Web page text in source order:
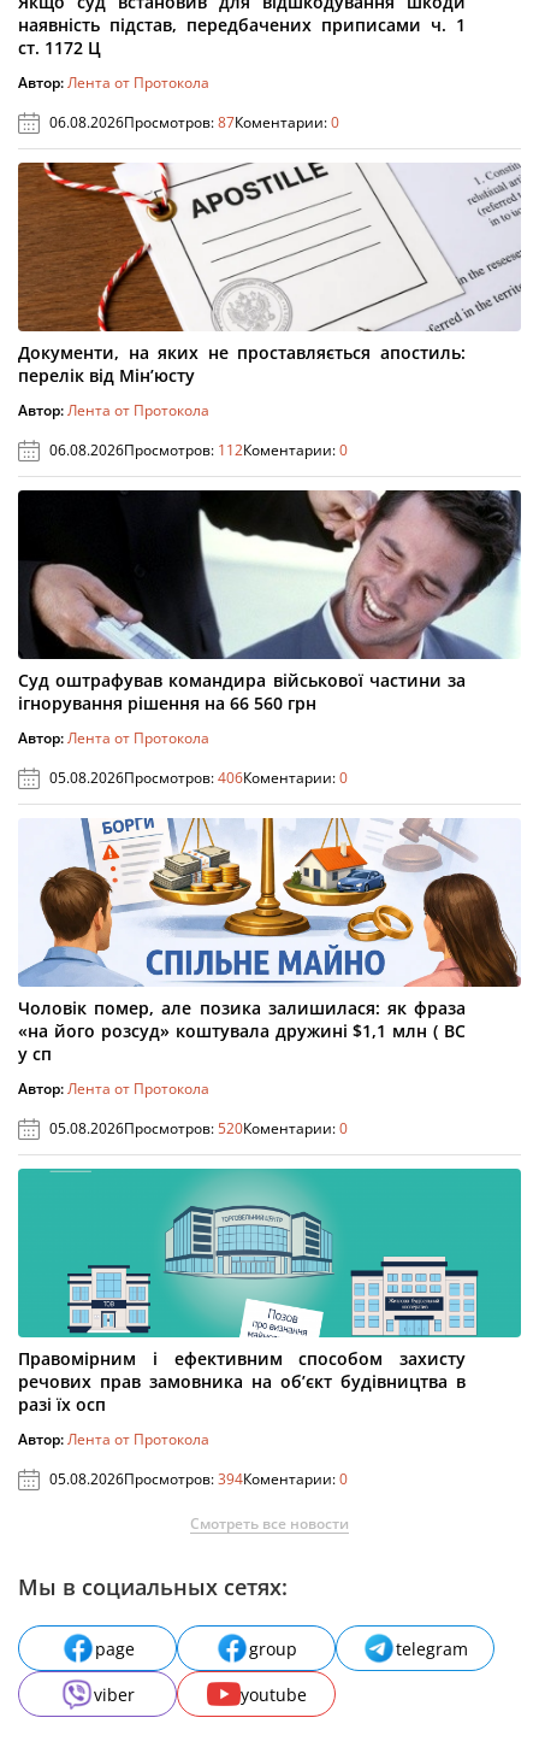
наявність підстав, передбачених приписами ч. 1
ст. 1172 Ц
Автор:Лента от Протокола
06.08.2026Просмотров:87Коментарии:0
Документи, на яких не проставляється апостиль:
перелік від Мін’юсту
Автор:Лента от Протокола
06.08.2026Просмотров: 112Коментарии:0
Суд оштрафував командира військової частини за
ігнорування рішення на 66 560 грн
Автор:Лента от Протокола
05.08.2026Просмотров:406Коментарии:0
Чоловік помер, але позика залишилася: як фраза
«на його розсуд» коштувала дружині $1,1 млн ( ВС
у сп
Автор:Лента от Протокола
05.08.2026Просмотров:520Коментарии:0
Правомірним і ефективним способом захисту
речових прав замовника на об’єкт будівництва в
разі їх осп
Автор:Лента от Протокола
05.08.2026Просмотров:394Коментарии:0
Смотреть все новости
Мы в социальных сетях:
page group
telegram
viber
youtube